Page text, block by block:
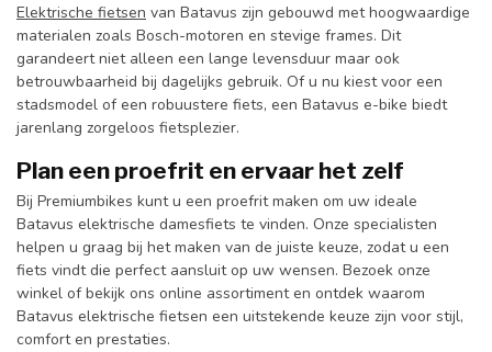
Elektrische fietsen van Batavus zijn gebouwd met hoogwaardige
materialen zoals Bosch-motoren en stevige frames. Dit
garandeert niet alleen een lange levensduur maar ook
betrouwbaarheid bij dagelijks gebruik. Of u nu kiest voor een
stadsmodel of een robuustere fiets, een Batavus e-bike biedt
jarenlang zorgeloos fietsplezier.
Plan een proefrit en ervaar het zelf
Bij Premiumbikes kunt u een proefrit maken om uw ideale
Batavus elektrische damesfiets te vinden. Onze specialisten
helpen u graag bij het maken van de juiste keuze, zodat u een
fiets vindt die perfect aansluit op uw wensen. Bezoek onze
winkel of bekijk ons online assortiment en ontdek waarom
Batavus elektrische fietsen een uitstekende keuze zijn voor stijl,
comfort en prestaties.